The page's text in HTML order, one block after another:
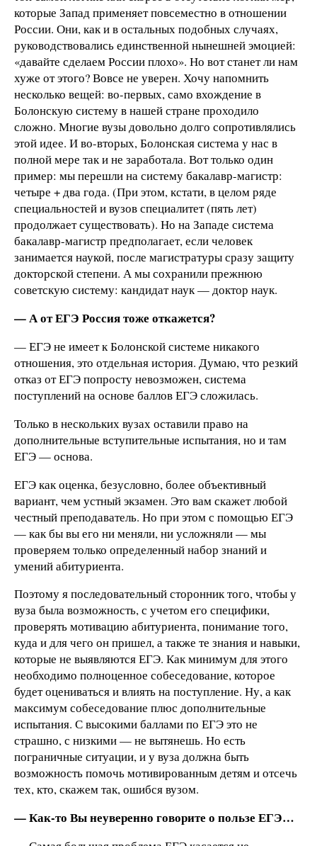
которые Запад применяет повсеместно в отношении
России. Они, как и в остальных подобных случаях,
руководствовались единственной нынешней эмоцией:
«давайте сделаем России плохо». Но вот станет ли нам
хуже от этого? Вовсе не уверен. Хочу напомнить
несколько вещей: во-первых, само вхождение в
Болонскую систему в нашей стране проходило
сложно. Многие вузы довольно долго сопротивлялись
этой идее. И во-вторых, Болонская система у нас в
полной мере так и не заработала. Вот только один
пример: мы перешли на систему бакалавр-магистр:
четыре + два года. (При этом, кстати, в целом ряде
специальностей и вузов специалитет (пять лет)
продолжает существовать). Но на Западе система
бакалавр-магистр предполагает, если человек
занимается наукой, после магистратуры сразу защиту
докторской степени. А мы сохранили прежнюю
советскую систему: кандидат наук — доктор наук.
— А от ЕГЭ Россия тоже откажется?
— ЕГЭ не имеет к Болонской системе никакого
отношения, это отдельная история. Думаю, что резкий
отказ от ЕГЭ попросту невозможен, система
поступлений на основе баллов ЕГЭ сложилась.
Только в нескольких вузах оставили право на
дополнительные вступительные испытания, но и там
ЕГЭ — основа.
ЕГЭ как оценка, безусловно, более объективный
вариант, чем устный экзамен. Это вам скажет любой
честный преподаватель. Но при этом с помощью ЕГЭ
— как бы вы его ни меняли, ни усложняли — мы
проверяем только определенный набор знаний и
умений абитуриента.
Поэтому я последовательный сторонник того, чтобы у
вуза была возможность, с учетом его специфики,
проверять мотивацию абитуриента, понимание того,
куда и для чего он пришел, а также те знания и навыки,
которые не выявляются ЕГЭ. Как минимум для этого
необходимо полноценное собеседование, которое
будет оцениваться и влиять на поступление. Ну, а как
максимум собеседование плюс дополнительные
испытания. С высокими баллами по ЕГЭ это не
страшно, с низкими — не вытянешь. Но есть
пограничные ситуации, и у вуза должна быть
возможность помочь мотивированным детям и отсечь
тех, кто, скажем так, ошибся вузом.
— Как-то Вы неуверенно говорите о пользе ЕГЭ…